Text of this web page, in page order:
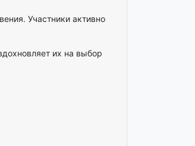
Участники активно
их на выбор